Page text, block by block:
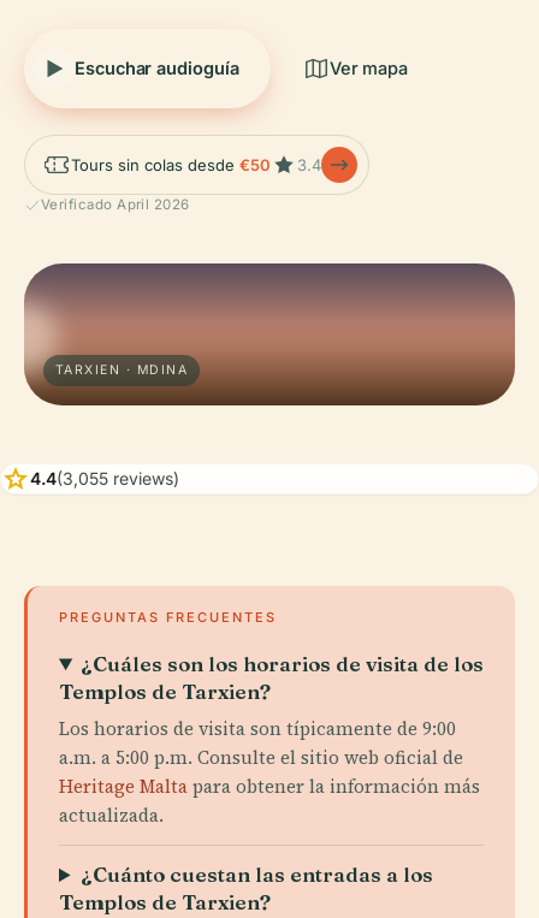
Escuchar audioguía Ver mapa
Tours sin colas desde €50 3.4
Verificado April 2026
TARXIEN · MDINA
star4.4(3,055 reviews)
PREGUNTAS FRECUENTES
¿Cuáles son los horarios de visita de los
Templos de Tarxien?
Los horarios de visita son típicamente de 9:00
a.m. a 5:00 p.m. Consulte el sitio web oficial de
Heritage Maltapara obtener la información más
actualizada.
¿Cuánto cuestan las entradas a los
Templos de Tarxien?